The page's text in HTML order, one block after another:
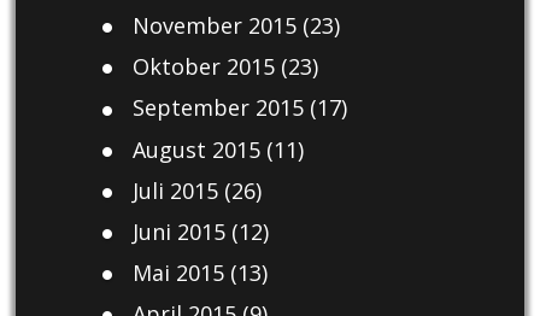
November 2015(23)
Oktober 2015(23)
September 2015(17)
August 2015(11)
Juli 2015(26)
Juni 2015(12)
Mai 2015(13)